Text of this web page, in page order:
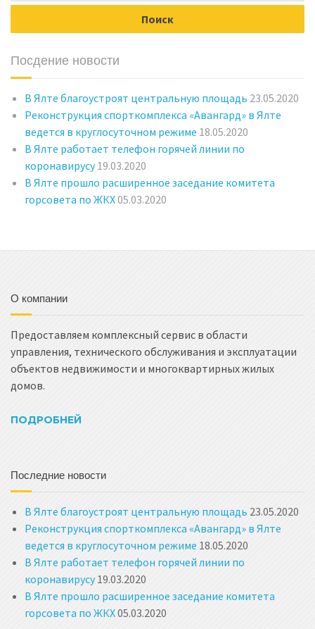
Посдение новости
В Ялте благоустроят центральную площадь 23.05.2020
Реконструкция спорткомплекса «Авангард» в Ялте
ведется в круглосуточном режиме 18.05.2020
В Ялте работает телефон горячей линии по
коронавирусу 19.03.2020
В Ялте прошло расширенное заседание комитета
горсовета по ЖКХ05.03.2020
О компании
Предоставляем комплексный сервис в области
управления, технического обслуживания и эксплуатации
объектов недвижимости и многоквартирных жилых
домов.
ПОДРОБНЕЙ
Последние новости
В Ялте благоустроят центральную площадь 23.05.2020
Реконструкция спорткомплекса «Авангард» в Ялте
ведется в круглосуточном режиме 18.05.2020
В Ялте работает телефон горячей линии по
коронавирусу 19.03.2020
В Ялте прошло расширенное заседание комитета
горсовета по ЖКХ05.03.2020